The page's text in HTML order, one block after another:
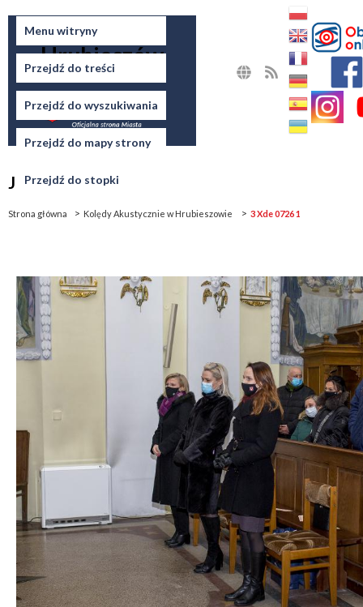
Menu witryny
Przejdź do treści
Przejdź do wyszukiwania
Przejdź do mapy strony
Przejdź do stopki
Miasto
Hrubieszów
Jesteś tutaj
Strona główna Kolędy Akustycznie w Hrubieszowie 3 Xde 0726 1